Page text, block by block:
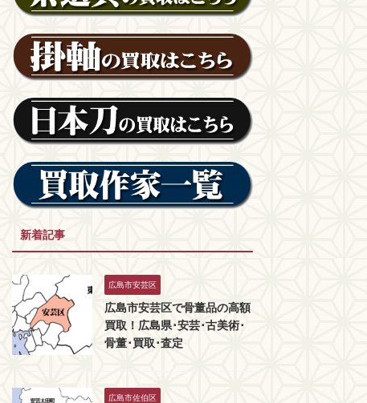
新着記事
広島市安芸区
広島市安芸区で骨董品の高額
買取！広島県･安芸･古美術･
骨董･買取･査定
広島市佐伯区